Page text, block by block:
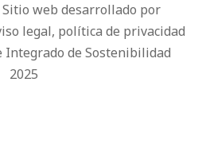
web desarrollado por
legal, política de privacidad
Integrado de Sostenibilidad
2025